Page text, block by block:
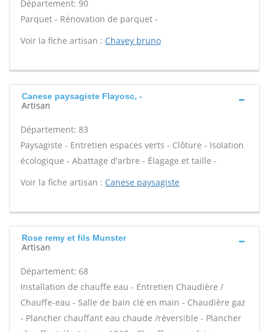
Département: 90
Parquet - Rénovation de parquet -
Voir la fiche artisan : Chavey bruno
Canese paysagiste Flayosc, -
Artisan
Département: 83
Paysagiste - Entretien espaces verts - Clôture - Isolation
écologique - Abattage d'arbre - Élagage et taille -
Voir la fiche artisan : Canese paysagiste
Rose remy et fils Munster
Artisan
Département: 68
Installation de chauffe eau - Entretien Chaudière /
Chauffe-eau - Salle de bain clé en main - Chaudière gaz
- Plancher chauffant eau chaude /réversible - Plancher